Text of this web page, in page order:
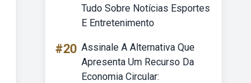
Tudo Sobre Notícias Esportes
E Entretenimento
#20 Assinale A Alternativa Que
Apresenta Um Recurso Da
Economia Circular: